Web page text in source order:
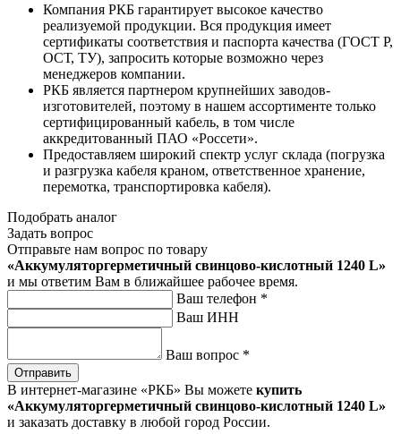
Компания РКБ гарантирует высокое качество
реализуемой продукции. Вся продукция имеет
сертификаты соответствия и паспорта качества (ГОСТ Р,
ОСТ, ТУ), запросить которые возможно через
менеджеров компании.
РКБ является партнером крупнейших заводов-
изготовителей, поэтому в нашем ассортименте только
сертифицированный кабель, в том числе
аккредитованный ПАО «Россети».
Предоставляем широкий спектр услуг склада (погрузка
и разгрузка кабеля краном, ответственное хранение,
перемотка, транспортировка кабеля).
Подобрать аналог
Задать вопрос
Отправьте нам вопрос по товару
«Аккумуляторгерметичный свинцово-кислотный 1240 L»
и мы ответим Вам в ближайшее рабочее время.
Ваш телефон *
Ваш ИНН
Ваш вопрос *
Отправить
В интернет-магазине «РКБ» Вы можете купить
«Аккумуляторгерметичный свинцово-кислотный 1240 L»
и заказать доставку в любой город России.